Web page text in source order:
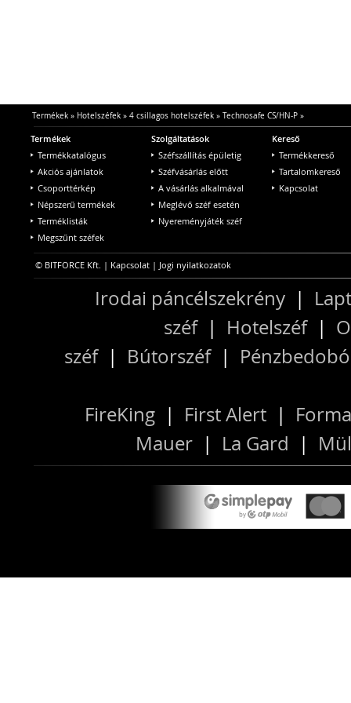
Termékek» Hotelszéfek» 4 csillagos hotelszéfek» Technosafe CS/HN-P»
Termékek
Termékkatalógus
Akciós ajánlatok
Csoporttérkép
Népszerű termékek
Terméklisták
Megszűnt széfek
Szolgáltatások
Széfszállítás épületig
Széfvásárlás előtt
A vásárlás alkalmával
Meglévő széf esetén
Nyereményjáték széf
Kereső
Termékkereső
Tartalomkereső
Kapcsolat
© BITFORCE Kft. | Kapcsolat | Jogi nyilatkozatok
Irodai páncélszekrény |
széf| Hotelszéf|
széf| Bútorszéf|
FireKing | First Alert |
Mauer | La Gard |